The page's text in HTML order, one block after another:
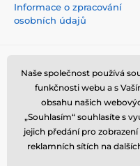
Informace o zpracování
osobních údajů
Naše společnost používá
funkčnosti webu a s
obsahu našich
„Souhlasím“ souhlasíte s
jejich předání pro
reklamních sítích na